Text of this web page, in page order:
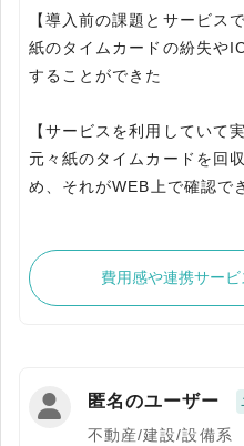
【導入前の課題とサービス
紙のタイムカードの紛失や
することができた
【サービスを利用していて
元々紙のタイムカードを回
費用感や連携サー
匿名のユーザー
不動産/建設/設備系